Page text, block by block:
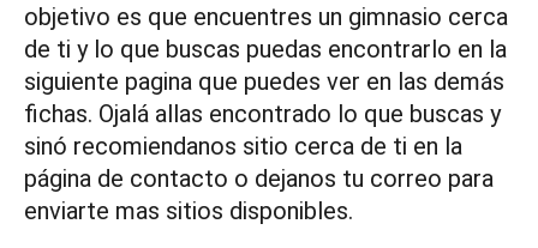
objetivo es que encuentres un gimnasio cerca
de ti y lo que buscas puedas encontrarlo en la
siguiente pagina que puedes ver en las demás
fichas. Ojalá allas encontrado lo que buscas y
sinó recomiendanos sitio cerca de ti en la
página de contacto o dejanos tu correo para
enviarte mas sitios disponibles.